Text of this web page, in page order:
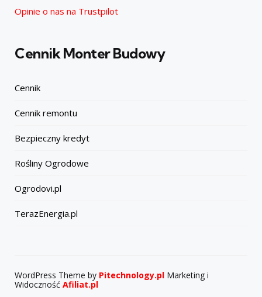
Opinie o nas na Trustpilot
Cennik Monter Budowy
Cennik
Cennik remontu
Bezpieczny kredyt
Rośliny Ogrodowe
Ogrodovi.pl
TerazEnergia.pl
WordPress Theme by Pitechnology.pl Marketing i
Widoczność Afiliat.pl